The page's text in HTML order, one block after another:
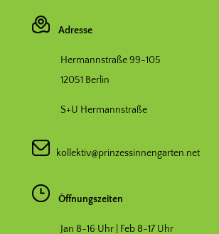
Adresse
Hermannstraße 99-105
12051 Berlin
S+U Hermannstraße
kollektiv@prinzessinnengarten.net
Öffnungszeiten
Jan 8-16 Uhr | Feb 8-17 Uhr